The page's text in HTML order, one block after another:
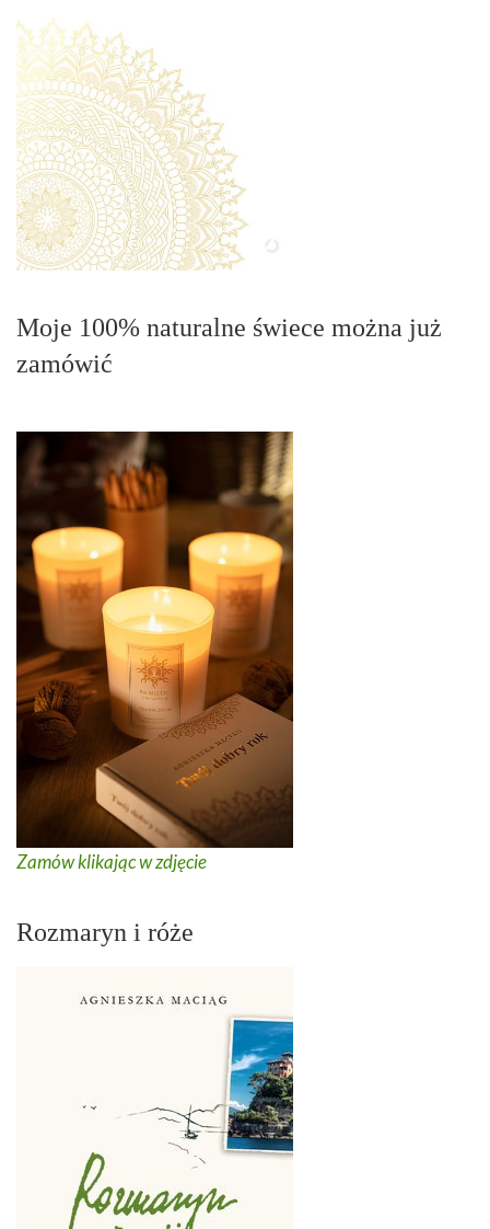
Moje 100% naturalne świece można już
zamówić
Zamów klikając w zdjęcie
Rozmaryn i róże